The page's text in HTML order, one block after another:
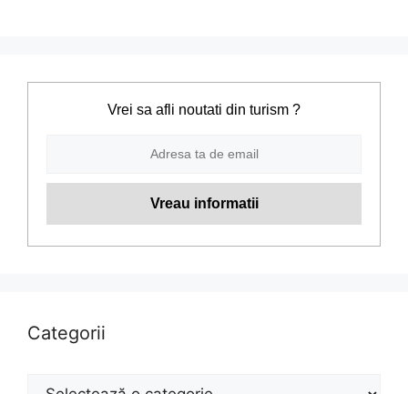
Vrei sa afli noutati din turism ?
Categorii
Categorii